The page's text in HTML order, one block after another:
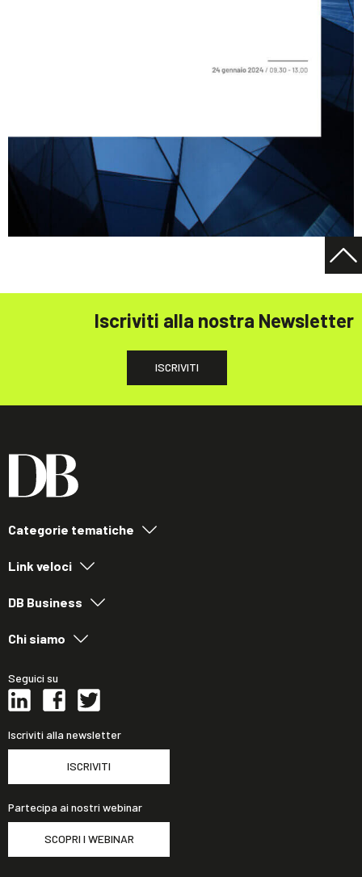
Iscriviti alla nostra Newsletter
ISCRIVITI
Categorie tematiche
Link veloci
DB Business
Chi siamo
Seguici su
Iscriviti alla newsletter
ISCRIVITI
Partecipa ai nostri webinar
SCOPRI I WEBINAR